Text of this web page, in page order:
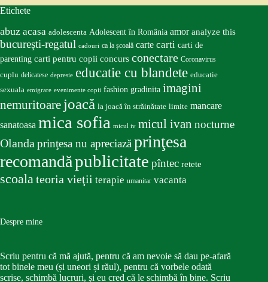
Etichete
abuz acasa adolescenta Adolescent în România amor analyze this
bucureşti-regatul cadouri ca la școală carte carti carti de
parenting carti pentru copii concurs conectare Coronavirus
cuplu delicatese depresie educatie cu blandete educatie
sexuala emigrare evenimente copii fashion gradinita imagini
nemuritoare joacă la joacă în străinătate limite mancare
sanatoasa mica sofia micul iv micul ivan nocturne
Olandaprinţesa nu apreciazăprinţesa
recomandăpublicitate pîntec retete
scoalateoria vieţii terapie umanitar vacanta
Despre mine
Scriu pentru că mă ajută, pentru că am nevoie să dau pe-afară
tot binele meu (și uneori și răul), pentru că vorbele odată
scrise, schimbă lucruri, și eu cred că le schimbă în bine. Scriu